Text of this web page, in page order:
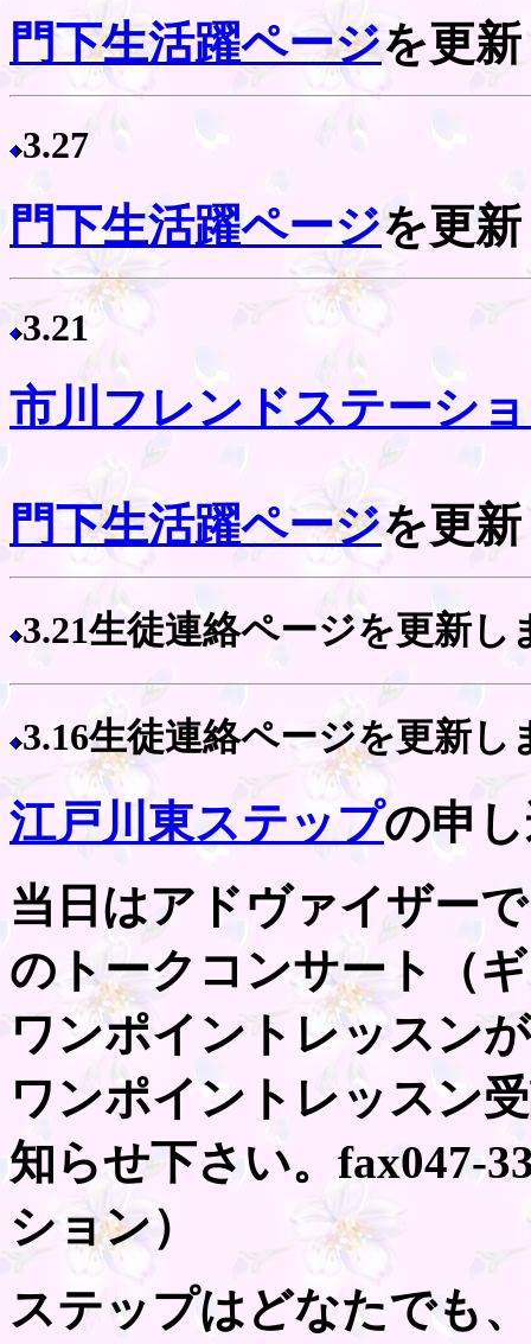
門下生活躍ページを更
3.27
門下生活躍ページを更
3.21
市川フレンドステーシ
門下生活躍ページを更
3.21生徒連絡ページを更新し
3.16生徒連絡ページを更新し
江戸川東ステップの申
当日はアドヴァイザー
のトークコンサート（
ワンポイントレッスン
ワンポイントレッスン
知らせ下さい。fax047-
ション）
ステップはどなたでも